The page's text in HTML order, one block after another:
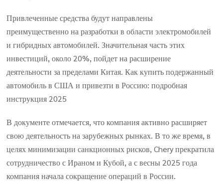
Привлеченные средства будут направлены
преимущественно на разработки в области электромобилей
и гибридных автомобилей. Значительная часть этих
инвестиций, около 20%, пойдет на расширение
деятельности за пределами Китая. Как купить подержанный
автомобиль в США и привезти в Россию: подробная
инструкция 2025
В документе отмечается, что компания активно расширяет
свою деятельность на зарубежных рынках. В то же время, в
целях минимизации санкционных рисков, Chery прекратила
сотрудничество с Ираном и Кубой, а с весны 2025 года
компания начала сокращение операций в России.